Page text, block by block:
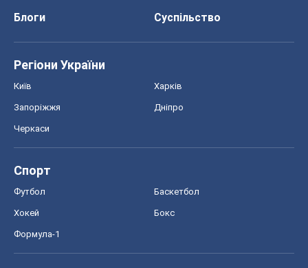
Блоги
Суспільство
Регіони України
Київ Харків
Запоріжжя Дніпро
Черкаси
Спорт
Футбол Баскетбол
Хокей Бокс
Формула-1